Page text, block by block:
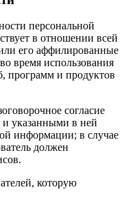
персональной
в отношении всей
его аффилированные
время использования
программ и продуктов
согласие
и указанными в ней
информации; в случае
должен
которую